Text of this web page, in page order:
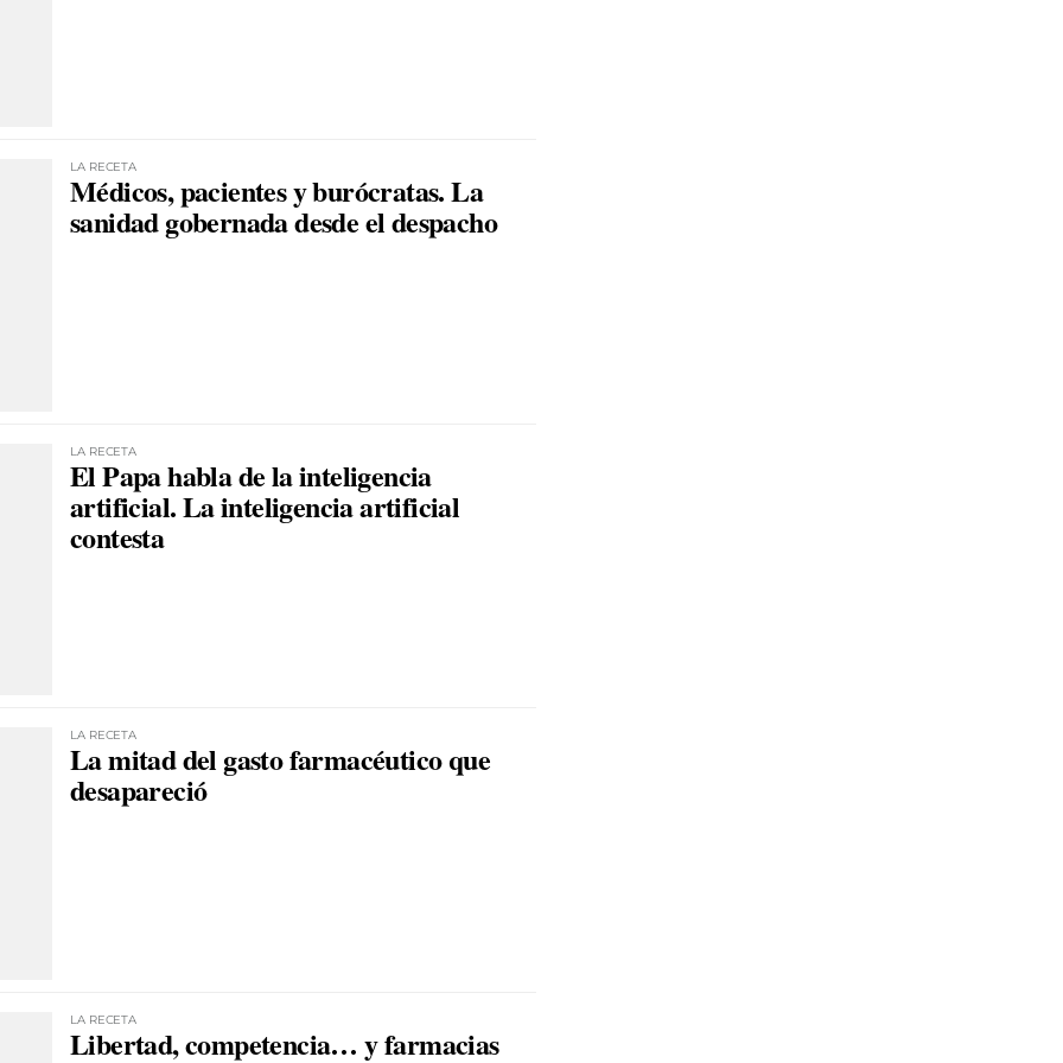
LA RECETA
Médicos, pacientes y burócratas. La
sanidad gobernada desde el despacho
LA RECETA
El Papa habla de la inteligencia
artificial. La inteligencia artificial
contesta
LA RECETA
La mitad del gasto farmacéutico que
desapareció
LA RECETA
Libertad, competencia… y farmacias